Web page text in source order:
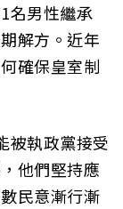
名男性繼承
解方。近年
確保皇室制
被執政黨接受
他們堅持應
民意漸行漸